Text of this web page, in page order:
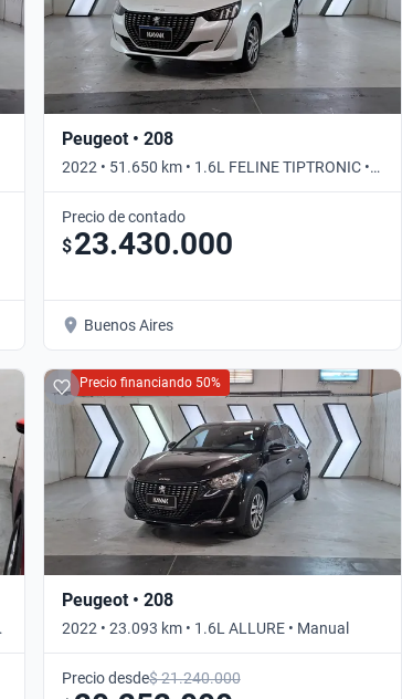
Peugeot • 208
2022 • 51.650 km • 1.6L FELINE TIPTRONIC •
Automático
Precio de contado
$23.430.000
Buenos Aires
Precio financiando 50%
Peugeot • 208
2022 • 23.093 km • 1.6L ALLURE • Manual
Precio desde$ 21.240.000